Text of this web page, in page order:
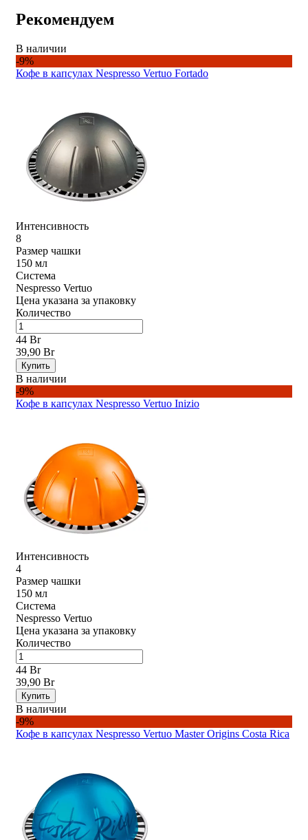
Рекомендуем
В наличии
-9%
Кофе в капсулах Nespresso Vertuo Fortado
Интенсивность
8
Размер чашки
150 мл
Система
Nespresso Vertuo
Цена указана за упаковку
Количество
44 Br
39,90 Br
Купить
В наличии
-9%
Кофе в капсулах Nespresso Vertuo Inizio
Интенсивность
4
Размер чашки
150 мл
Система
Nespresso Vertuo
Цена указана за упаковку
Количество
44 Br
39,90 Br
Купить
В наличии
-9%
Кофе в капсулах Nespresso Vertuo Master Origins Costa Rica